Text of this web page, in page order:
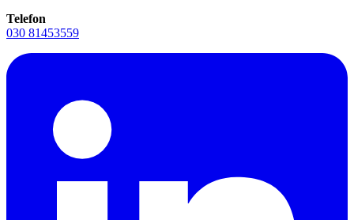
Telefon
030 81453559